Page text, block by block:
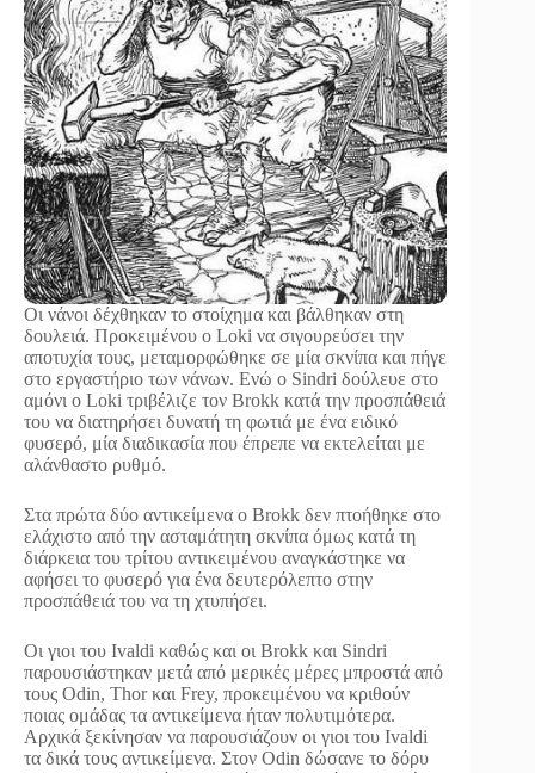
Οι νάνοι δέχθηκαν το στοίχημα και βάλθηκαν στη
δουλειά. Προκειμένου ο Loki να σιγουρεύσει την
αποτυχία τους, μεταμορφώθηκε σε μία σκνίπα και πήγε
στο εργαστήριο των νάνων. Ενώ ο Sindri δούλευε στο
αμόνι ο Loki τριβέλιζε τον Brokk κατά την προσπάθειά
του να διατηρήσει δυνατή τη φωτιά με ένα ειδικό
φυσερό, μία διαδικασία που έπρεπε να εκτελείται με
αλάνθαστο ρυθμό.
Στα πρώτα δύο αντικείμενα ο Brokk δεν πτοήθηκε στο
ελάχιστο από την ασταμάτητη σκνίπα όμως κατά τη
διάρκεια του τρίτου αντικειμένου αναγκάστηκε να
αφήσει το φυσερό για ένα δευτερόλεπτο στην
προσπάθειά του να τη χτυπήσει.
Οι γιοι του Ivaldi καθώς και οι Brokk και Sindri
παρουσιάστηκαν μετά από μερικές μέρες μπροστά από
τους Odin, Thor και Frey, προκειμένου να κριθούν
ποιας ομάδας τα αντικείμενα ήταν πολυτιμότερα.
Αρχικά ξεκίνησαν να παρουσιάζουν οι γιοι του Ivaldi
τα δικά τους αντικείμενα. Στον Odin δώσανε το δόρυ